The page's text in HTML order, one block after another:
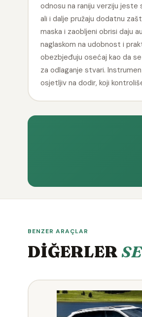
odnosu na raniju verziju jeste
ali i dalje pružaju dodatnu
maska i zaobljeni obrisi daju
naglaskom na udobnost i
obezbjeđuju osećaj kao da
za odlaganje stvari.
osjetljiv na dodir, koji
BENZER ARAÇLAR
DİĞERLER